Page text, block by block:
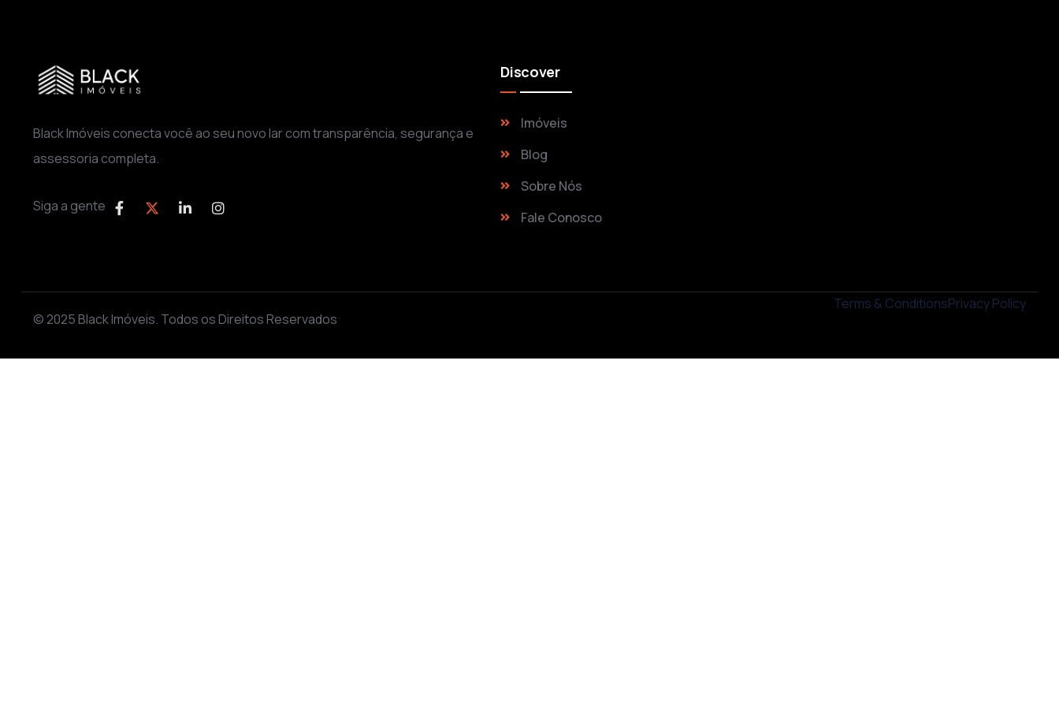
Black Imóveis conecta você ao seu novo lar com transparência, segurança e
assessoria completa.
Siga a gente
Discover
Imóveis
Blog
Sobre Nós
Fale Conosco
© 2025 Black Imóveis. Todos os Direitos Reservados
Terms & ConditionsPrivacy Policy